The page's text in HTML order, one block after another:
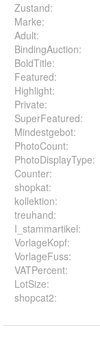
Zustand:
Marke:
Adult:
BindingAuction:
BoldTitle:
Featured:
Highlight:
Private:
SuperFeatured:
Mindestgebot:
PhotoCount:
PhotoDisplayType:
Counter:
shopkat:
kollektion:
treuhand:
I_stammartikel:
VorlageKopf:
VorlageFuss:
VATPercent:
LotSize:
shopcat2: